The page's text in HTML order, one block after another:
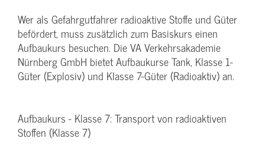
Wer als Gefahrgutfahrer radioaktive Stoffe und Güter
befördert, muss zusätzlich zum Basiskurs einen
Aufbaukurs besuchen. Die VA Verkehrsakademie
Nürnberg GmbH bietet Aufbaukurse Tank, Klasse 1-
Güter (Explosiv) und Klasse 7-Güter (Radioaktiv) an.
Aufbaukurs - Klasse 7: Transport von radioaktiven
Stoffen (Klasse 7)